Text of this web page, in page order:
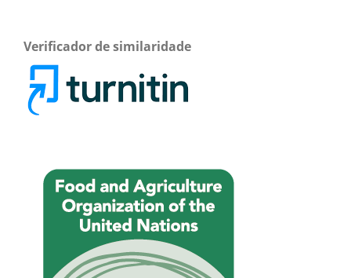
Verificador de similaridade